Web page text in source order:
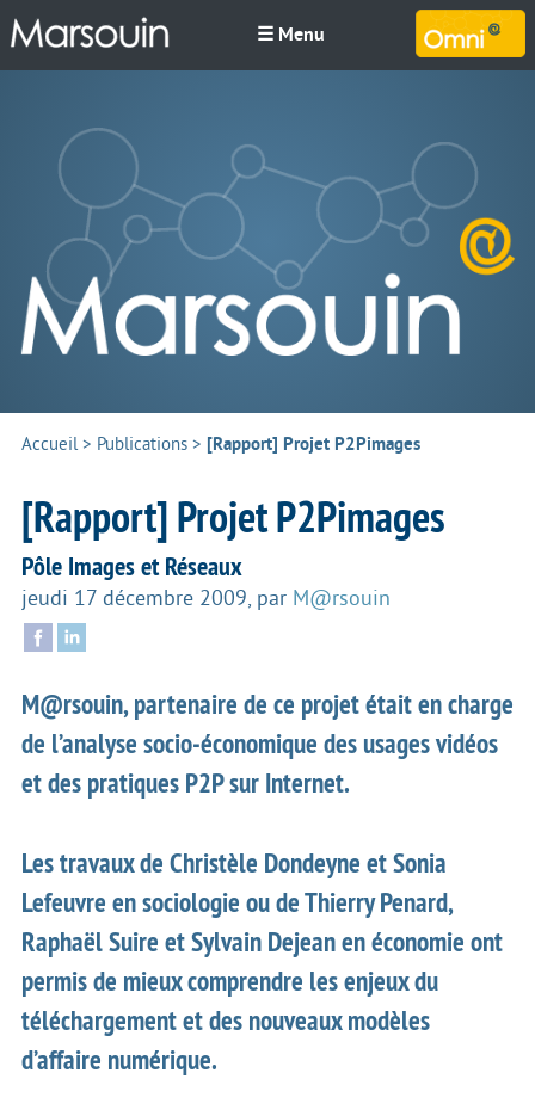
☰ Menu
Accueil> Publications > [Rapport] Projet P2Pimages
[Rapport] Projet P2Pimages
Pôle Images et Réseaux
jeudi 17 décembre 2009, par M@rsouin
M@rsouin, partenaire de ce projet était en charge
de l’analyse socio-économique des usages vidéos
et des pratiques P2P sur Internet.
Les travaux de Christèle Dondeyne et Sonia
Lefeuvre en sociologie ou de Thierry Penard,
Raphaël Suire et Sylvain Dejean en économie ont
permis de mieux comprendre les enjeux du
téléchargement et des nouveaux modèles
d’affaire numérique.